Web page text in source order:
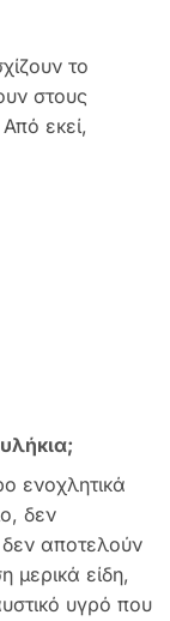
το
στους
εκεί,
ενοχλητικά
δεν
αποτελούν
μερικά είδη,
υγρό που